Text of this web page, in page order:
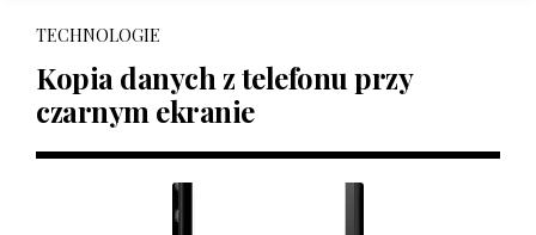
TECHNOLOGIE
Kopia danych z telefonu przy
czarnym ekranie